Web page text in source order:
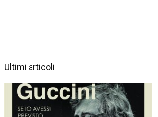
Ultimi articoli